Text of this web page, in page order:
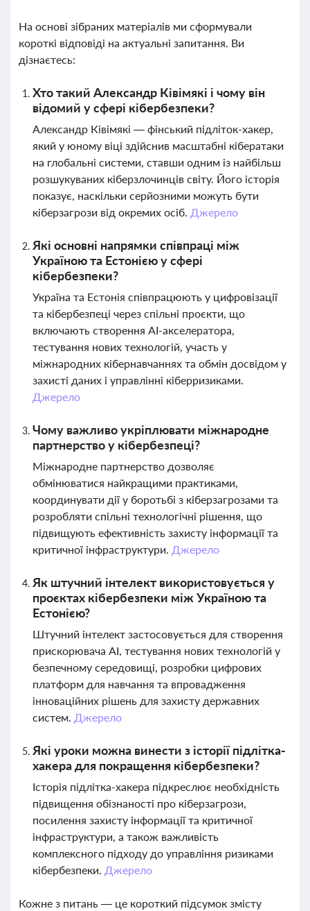
На основі зібраних матеріалів ми сформували
короткі відповіді на актуальні запитання. Ви
дізнаєтесь:
Хто такий Александр Ківімякі і чому він
відомий у сфері кібербезпеки?
Александр Ківімякі — фінський підліток-хакер,
який у юному віці здійснив масштабні кібератаки
на глобальні системи, ставши одним із найбільш
розшукуваних кіберзлочинців світу. Його історія
показує, наскільки серйозними можуть бути
кіберзагрози від окремих осіб. Джерело
Які основні напрямки співпраці між
Україною та Естонією у сфері
кібербезпеки?
Україна та Естонія співпрацюють у цифровізації
та кібербезпеці через спільні проєкти, що
включають створення AI-акселератора,
тестування нових технологій, участь у
міжнародних кібернавчаннях та обмін досвідом у
захисті даних і управлінні кіберризиками.
Джерело
Чому важливо укріплювати міжнародне
партнерство у кібербезпеці?
Міжнародне партнерство дозволяє
обмінюватися найкращими практиками,
координувати дії у боротьбі з кіберзагрозами та
розробляти спільні технологічні рішення, що
підвищують ефективність захисту інформації та
критичної інфраструктури. Джерело
Як штучний інтелект використовується у
проєктах кібербезпеки між Україною та
Естонією?
Штучний інтелект застосовується для створення
прискорювача AI, тестування нових технологій у
безпечному середовищі, розробки цифрових
платформ для навчання та впровадження
інноваційних рішень для захисту державних
систем. Джерело
Які уроки можна винести з історії підлітка-
хакера для покращення кібербезпеки?
Історія підлітка-хакера підкреслює необхідність
підвищення обізнаності про кіберзагрози,
посилення захисту інформації та критичної
інфраструктури, а також важливість
комплексного підходу до управління ризиками
кібербезпеки. Джерело
Кожне з питань — це короткий підсумок змісту